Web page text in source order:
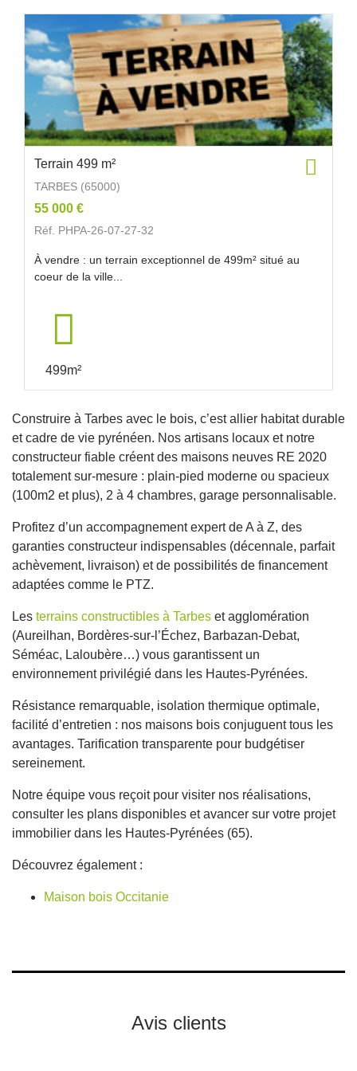
Terrain 499 m²
TARBES (65000)
55 000 €
Réf. PHPA-26-07-27-32
À vendre : un terrain exceptionnel de 499m² situé au
coeur de la ville...
499m²
Construire à Tarbes avec le bois, c’est allier habitat durable
et cadre de vie pyrénéen. Nos artisans locaux et notre
constructeur fiable créent des maisons neuves RE 2020
totalement sur-mesure : plain-pied moderne ou spacieux
(100m2 et plus), 2 à 4 chambres, garage personnalisable.
Profitez d’un accompagnement expert de A à Z, des
garanties constructeur indispensables (décennale, parfait
achèvement, livraison) et de possibilités de financement
adaptées comme le PTZ.
Les terrains constructibles à Tarbes et agglomération
(Aureilhan, Bordères-sur-l’Échez, Barbazan-Debat,
Séméac, Laloubère…) vous garantissent un
environnement privilégié dans les Hautes-Pyrénées.
Résistance remarquable, isolation thermique optimale,
facilité d’entretien : nos maisons bois conjuguent tous les
avantages. Tarification transparente pour budgétiser
sereinement.
Notre équipe vous reçoit pour visiter nos réalisations,
consulter les plans disponibles et avancer sur votre projet
immobilier dans les Hautes-Pyrénées (65).
Découvrez également :
Maison bois Occitanie
Avis clients